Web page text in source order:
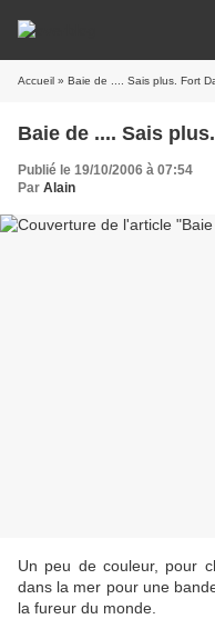
Accueil » Baie de .... Sais plus. Fort
Baie de .... Sais
Publié le 19/10/2006 à 07:54
Par Alain
Un peu de couleur, pour
dans la mer pour une
la fureur du monde.